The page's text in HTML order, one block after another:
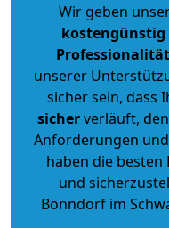
Wir geben
kostengünstig
Professionalität
unserer
sicher sein, dass
sicherverläuft,
Anforderungen
haben die besten
und
Bonndorf im